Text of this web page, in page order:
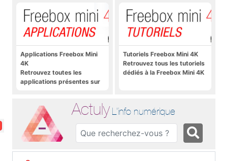
Applications Freebox Mini
4K
Retrouvez toutes les
applications présentes sur
Tutoriels Freebox Mini 4K
Retrouvez tous les tutoriels
dédiés à la Freebox Mini 4K
Actuly L'info numérique